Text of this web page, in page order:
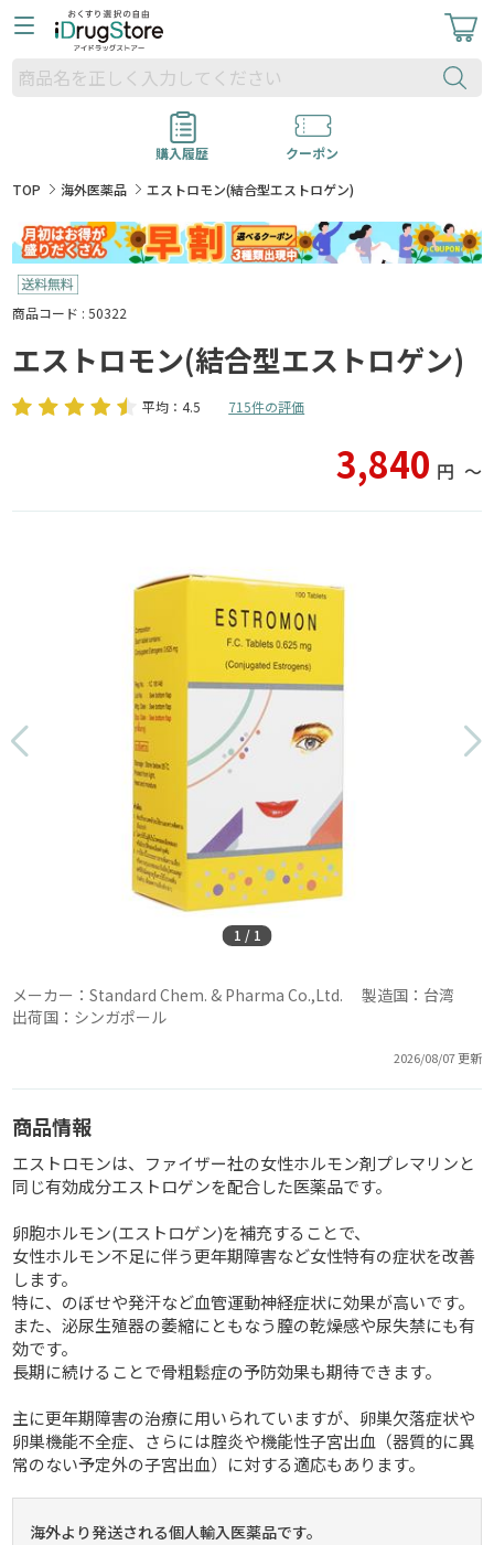
購入履歴
クーポン
TOP
海外医薬品 エストロモン(結合型エストロゲン)
商品コード : 50322
エストロモン(結合型エストロゲン)
平均：4.5 715件の評価
3,840 円 〜
1 / 1
メーカー：Standard Chem. & Pharma Co.,Ltd. 製造国：台湾
出荷国：シンガポール
2026/08/07 更新
商品情報
エストロモンは、ファイザー社の女性ホルモン剤プレマリンと
同じ有効成分エストロゲンを配合した医薬品です。
卵胞ホルモン(エストロゲン)を補充することで、
女性ホルモン不足に伴う更年期障害など女性特有の症状を改善
します。
特に、のぼせや発汗など血管運動神経症状に効果が高いです。
また、泌尿生殖器の萎縮にともなう膣の乾燥感や尿失禁にも有
効です。
長期に続けることで骨粗鬆症の予防効果も期待できます。
主に更年期障害の治療に用いられていますが、卵巣欠落症状や
卵巣機能不全症、さらには腟炎や機能性子宮出血（器質的に異
常のない予定外の子宮出血）に対する適応もあります。
海外より発送される個人輸入医薬品です。